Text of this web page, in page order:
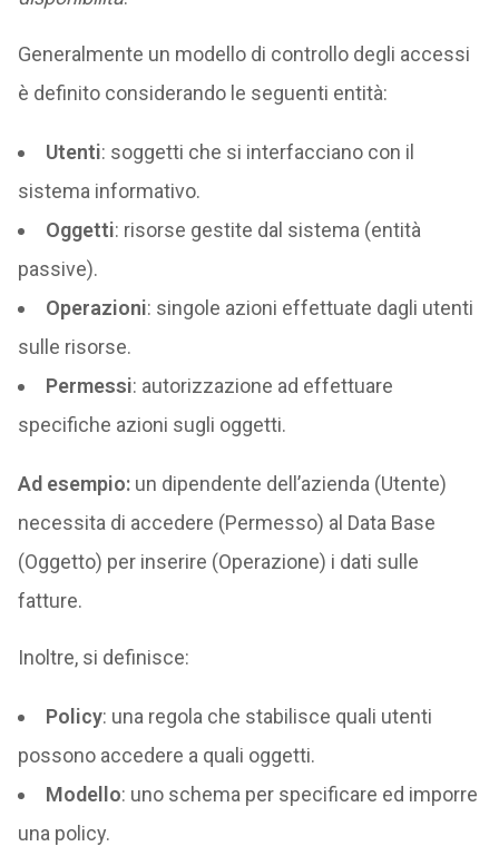
Generalmente un modello di controllo degli accessi
è definito considerando le seguenti entità:
Utenti: soggetti che si interfacciano con il
sistema informativo.
Oggetti: risorse gestite dal sistema (entità
passive).
Operazioni: singole azioni effettuate dagli utenti
sulle risorse.
Permessi: autorizzazione ad effettuare
specifiche azioni sugli oggetti.
Ad esempio:un dipendente dell’azienda (Utente)
necessita di accedere (Permesso) al Data Base
(Oggetto) per inserire (Operazione) i dati sulle
fatture.
Inoltre, si definisce:
Policy: una regola che stabilisce quali utenti
possono accedere a quali oggetti.
Modello: uno schema per specificare ed imporre
una policy.